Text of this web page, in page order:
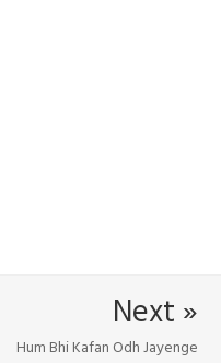
Next »
Hum Bhi Kafan Odh Jayenge